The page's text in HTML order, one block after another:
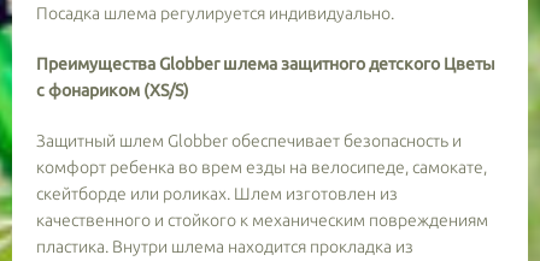
Посадка шлема регулируется индивидуально.
Преимущества Globber шлема защитного детского Цветы
с фонариком (XS/S)
Защитный шлем Globber обеспечивает безопасность и
комфорт ребенка во врем езды на велосипеде, самокате,
скейтборде или роликах. Шлем изготовлен из
качественного и стойкого к механическим повреждениям
пластика. Внутри шлема находится прокладка из